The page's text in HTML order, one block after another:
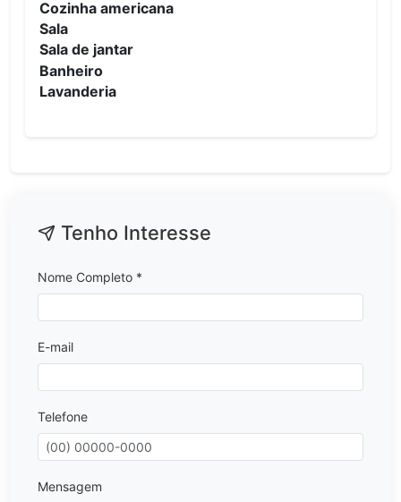
Cozinha americana
Sala
Sala de jantar
Banheiro
Lavanderia
Tenho Interesse
Nome Completo *
E-mail
Telefone
Mensagem